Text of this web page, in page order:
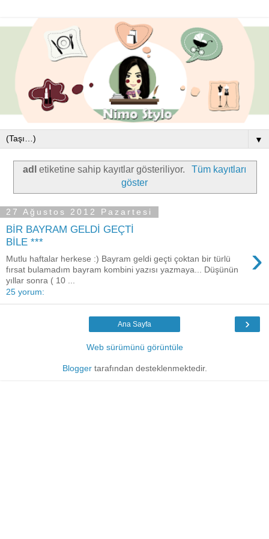
▼
adl etiketine sahip kayıtlar gösteriliyor.
Tüm kayıtları
göster
27 Ağustos 2012 Pazartesi
BİR BAYRAM GELDİ GEÇTİ
BİLE ***
›
Mutlu haftalar herkese :) Bayram geldi geçti çoktan bir türlü
fırsat bulamadım bayram kombini yazısı yazmaya... Düşünün
yıllar sonra ( 10 ...
25 yorum:
›
Ana Sayfa
Web sürümünü görüntüle
Bloggertarafından desteklenmektedir.